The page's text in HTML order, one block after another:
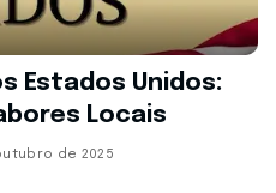
Estados Unidos:
Locais
de 2025